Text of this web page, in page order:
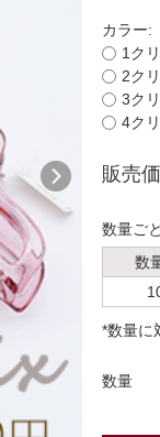
カラー:
1ク
2ク
3ク
4ク
販売
数量ご
数
*数量に
数量